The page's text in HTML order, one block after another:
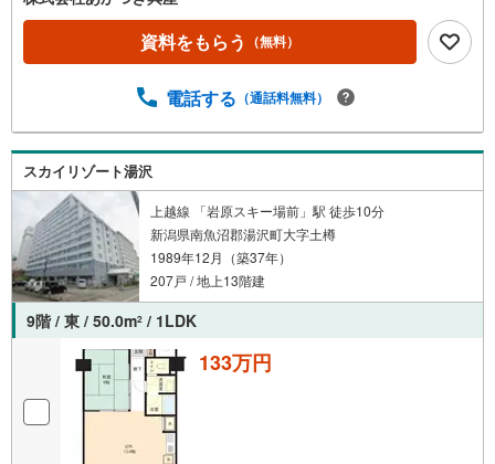
資料をもらう （無料）
電話する （通話料無料）
スカイリゾート湯沢
上越線 「岩原スキー場前」駅 徒歩10分
新潟県南魚沼郡湯沢町大字土樽
1989年12月（築37年）
207戸 / 地上13階建
9階 / 東 / 50.0m2 / 1LDK
133万円